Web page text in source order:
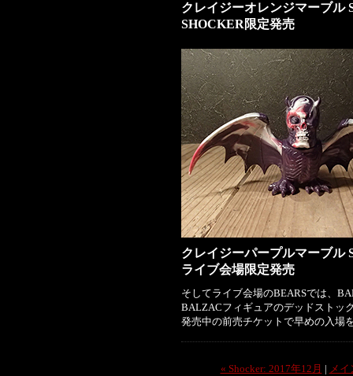
クレイジーオレンジマーブル
SHOCKER限定発売
クレイジーパープルマーブル
ライブ会場限定発売
そしてライブ会場のBEARSでは、
BALZACフィギュアのデッドストッ
発売中の前売チケットで早めの入場
« Shocker: 2017年12月 | メイ